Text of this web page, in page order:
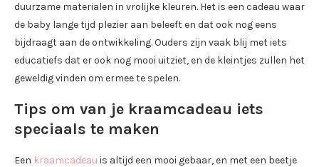
duurzame materialen in vrolijke kleuren. Het is een cadeau waar
de baby lange tijd plezier aan beleeft en dat ook nog eens
bijdraagt aan de ontwikkeling. Ouders zijn vaak blij met iets
educatiefs dat er ook nog mooi uitziet, en de kleintjes zullen het
geweldig vinden om ermee te spelen.
Tips om van je kraamcadeau iets
speciaals te maken
Een kraamcadeau is altijd een mooi gebaar, en met een beetje